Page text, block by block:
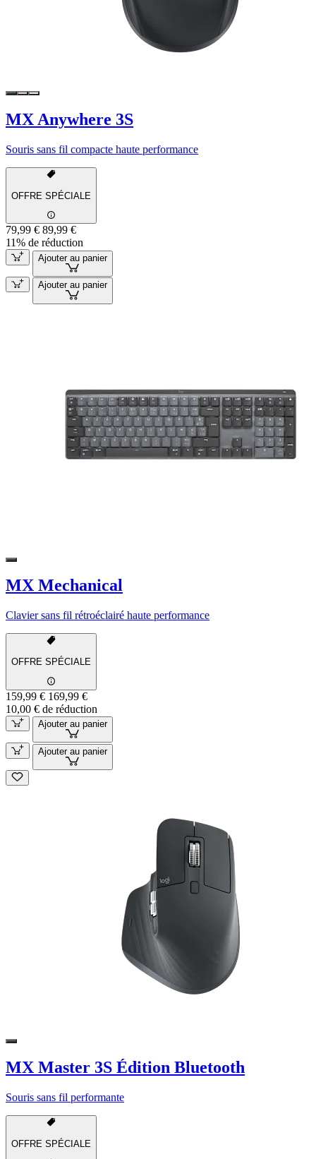
MX Anywhere 3S
Souris sans fil compacte haute performance
OFFRE SPÉCIALE
79,99 € 89,99 €
11% de réduction
Ajouter au panier
Ajouter au panier
MX Mechanical
Clavier sans fil rétroéclairé haute performance
OFFRE SPÉCIALE
159,99 € 169,99 €
10,00 € de réduction
Ajouter au panier
Ajouter au panier
MX Master 3S Édition Bluetooth
Souris sans fil performante
OFFRE SPÉCIALE